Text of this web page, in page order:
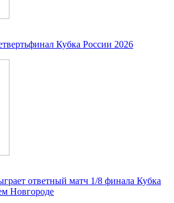
Кубка России 2026
ответный матч 1/8 финала Кубка
Новгороде